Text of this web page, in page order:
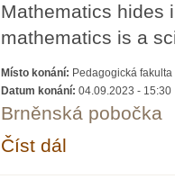
Mathematics hides
mathematics is a
Místo konání: Pedagogická
Datum konání: 04.09.2023 - 15:30
Brněnská pobočka
Číst dál